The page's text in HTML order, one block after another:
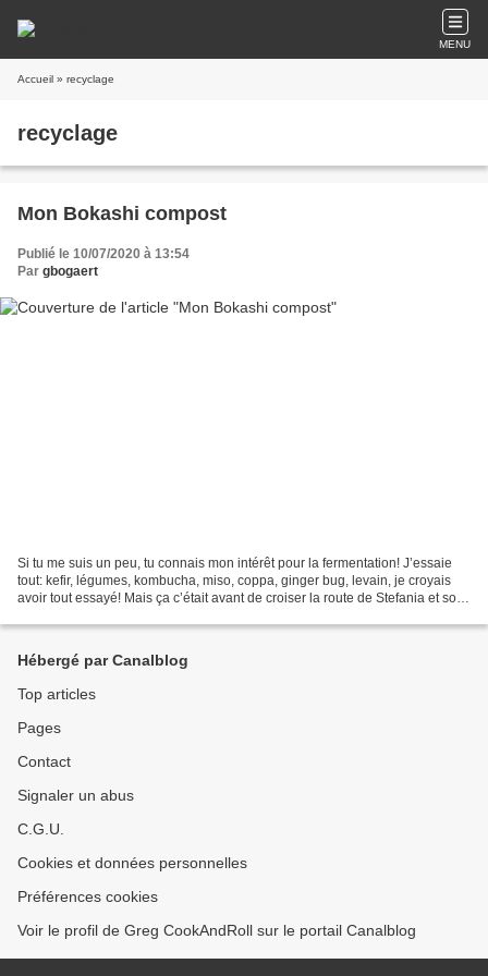
MENU
Accueil » recyclage
recyclage
Mon Bokashi compost
Publié le 10/07/2020 à 13:54
Par gbogaert
Si tu me suis un peu, tu connais mon intérêt pour la fermentation! J’essaie
tout: kefir, légumes, kombucha, miso, coppa, ginger bug, levain, je croyais
avoir tout essayé! Mais ça c’était avant de croiser la route de Stefania et son
Hébergé par Canalblog
Top articles
Pages
Contact
Signaler un abus
C.G.U.
Cookies et données personnelles
Préférences cookies
Voir le profil de Greg CookAndRoll sur le portail Canalblog